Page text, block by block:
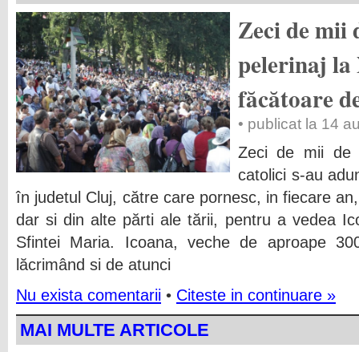
Zeci de mii
pelerinaj la
făcătoare
• publicat la 14
Zeci de mii de
catolici s-au
în judetul Cluj, către care pornesc, in fiecare
dar si din alte părti ale tării, pentru a vedea
Sfintei Maria. Icoana, veche de aproape
lăcrimând si de atunci
Nu exista comentarii • Citeste in continuare »
MAI MULTE ARTICOLE